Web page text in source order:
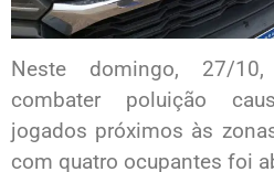
Neste domingo, 27/
combater poluição
jogados próximos às
com quatro ocupantes foi